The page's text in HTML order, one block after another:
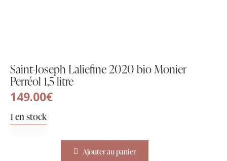
Saint-Joseph Laliefine 2020 bio Monier
Perréol 1,5 litre
149.00€
1 en stock
Ajouter au panier